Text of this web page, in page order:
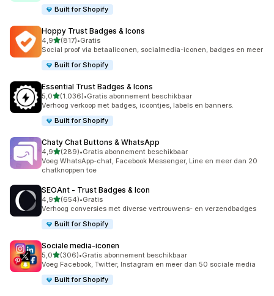
Built for Shopify
Hoppy Trust Badges & Icons
4,9van 5 sterren
(817)
817 recensies in totaal
•Gratis
Social proof via betaaliconen, socialmedia-iconen, badges en meer
Built for Shopify
Essential Trust Badges & Icons
5,0van 5 sterren
(1.036)
1036 recensies in totaal
•Gratis abonnement beschikbaar
Verhoog verkoop met badges, icoontjes, labels en banners.
Built for Shopify
Chaty Chat Buttons & WhatsApp
4,9van 5 sterren
(289)
289 recensies in totaal
•Gratis abonnement beschikbaar
Voeg WhatsApp-chat, Facebook Messenger, Line en meer dan 20
chatknoppen toe
SEOAnt ‑ Trust Badges & Icon
4,9van 5 sterren
(654)
654 recensies in totaal
•Gratis
Verhoog conversies met diverse vertrouwens- en verzendbadges
Built for Shopify
Sociale media‑iconen
5,0van 5 sterren
(306)
306 recensies in totaal
•Gratis abonnement beschikbaar
Voeg Facebook, Twitter, Instagram en meer dan 50 sociale media
Built for Shopify